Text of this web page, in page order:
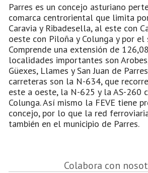
Parres es un concejo asturiano
comarca centroriental que limita
Caravia y Ribadesella, al este con
oeste con Piloña y Colunga y por el
Comprende una extensión de
localidades importantes son
Güexes, Llames y San Juan de
carreteras son la N-634, que
este a oeste, la N-625 y la AS-260
Colunga. Así mismo la FEVE tiene
concejo, por lo que la red
también en el municipio de Parres.
Colabora con